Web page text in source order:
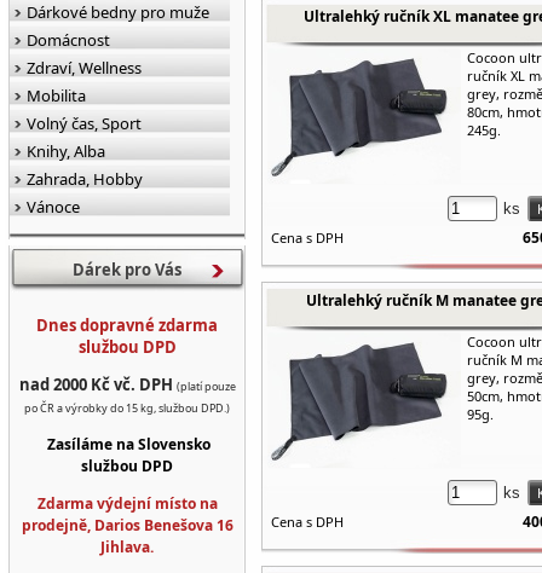
Ultralehký ručník XL manatee
Cocoon
ručník XL
grey,
80cm,
245g.
ks
Cena s DPH
Ultralehký ručník M manatee
Cocoon
ručník M
grey,
50cm,
95g.
ks
Cena s DPH
Dárkové bedny pro muže
Domácnost
Zdraví, Wellness
Mobilita
Volný čas, Sport
Knihy, Alba
Zahrada, Hobby
Vánoce
Dárek pro Vás
Dnes dopravné zdarma
službou DPD
nad 2000 Kč vč. DPH (platí pouze
po ČR a výrobky do 15 kg, službou DPD.)
Zasíláme na Slovensko
službou DPD
Zdarma výdejní místo na
prodejně, Darios Benešova 16
Jihlava.